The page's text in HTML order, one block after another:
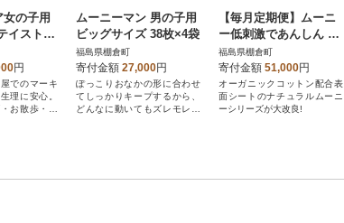
の子用
イスト38
円
でのマーキ
理に安心。
お散歩・お
ムーニーマン 男の子用
ビッグサイズ 38枚×4袋
福島県棚倉町
寄付金額 27,000円
ぽっこりおなかの形に合わせ
てしっかりキープするから、
どんなに動いてもズレモレ安
【毎月定期便】ムーニ
ー低刺激であんしん M
サイズ 46枚×4袋全2回
福島県棚倉町
寄付金額 51,000円
オーガニックコットン配合表
面シートのナチュラルムーニ
ーシリーズが大改良!